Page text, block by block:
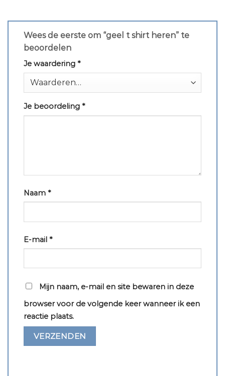
Wees de eerste om “geel t shirt heren” te
beoordelen
Je waardering *
Je beoordeling *
Naam *
E-mail *
Mijn naam, e-mail en site bewaren in deze
browser voor de volgende keer wanneer ik een
reactie plaats.